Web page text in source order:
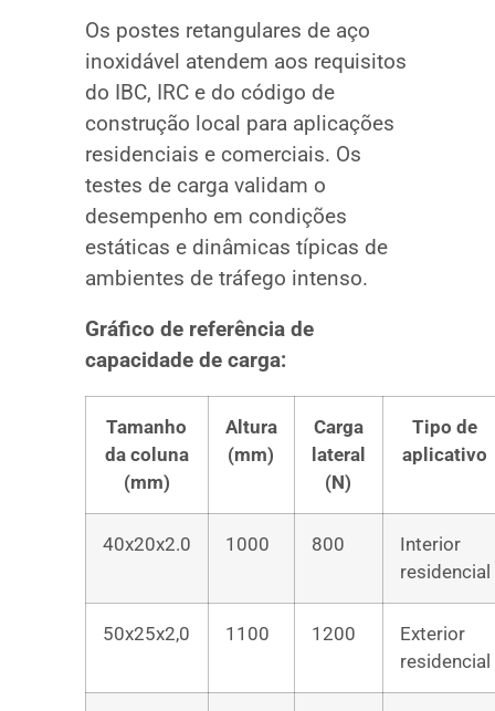
Os postes retangulares de aço
inoxidável atendem aos requisitos
do IBC, IRC e do código de
construção local para aplicações
residenciais e comerciais. Os
testes de carga validam o
desempenho em condições
estáticas e dinâmicas típicas de
ambientes de tráfego intenso.
Gráfico de referência de
capacidade de carga:
Tamanho
da coluna
(mm)
Altura
(mm)
Carga
lateral
(N)
Tipo de
aplicativo
40x20x2.0 1000 800
Interior
residencial
50x25x2,0 1100 1200
Exterior
residencial